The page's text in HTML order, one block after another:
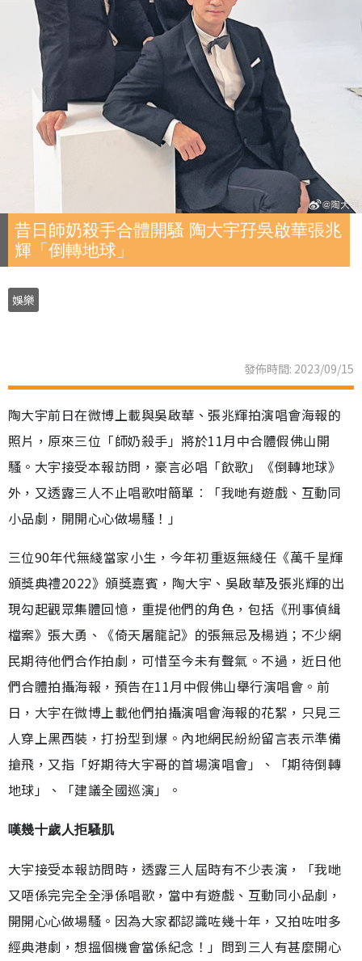
昔日師奶殺手合體開騷 陶大宇孖吳啟華張兆
輝「倒轉地球」
娛樂
發佈時間: 2023/09/15
陶大宇前日在微博上載與吳啟華、張兆輝拍演唱會海報的
照片，原來三位「師奶殺手」將於11月中合體假佛山開
騷。大宇接受本報訪問，豪言必唱「飲歌」《倒轉地球》
外，又透露三人不止唱歌咁簡單︰「我哋有遊戲、互動同
小品劇，開開心心做場騷！」
三位90年代無綫當家小生，今年初重返無綫任《萬千星輝
頒獎典禮2022》頒獎嘉賓，陶大宇、吳啟華及張兆輝的出
現勾起觀眾集體回憶，重提他們的角色，包括《刑事偵緝
檔案》張大勇、《倚天屠龍記》的張無忌及楊逍；不少網
民期待他們合作拍劇，可惜至今未有聲氣。不過，近日他
們合體拍攝海報，預告在11月中假佛山舉行演唱會。前
日，大宇在微博上載他們拍攝演唱會海報的花絮，只見三
人穿上黑西裝，打扮型到爆。內地網民紛紛留言表示準備
搶飛，又指「好期待大宇哥的首場演唱會」、「期待倒轉
地球」、「建議全國巡演」。
嘆幾十歲人拒騷肌
大宇接受本報訪問時，透露三人屆時有不少表演，「我哋
又唔係完完全全淨係唱歌，當中有遊戲、互動同小品劇，
開開心心做場騷。因為大家都認識咗幾十年，又拍咗咁多
經典港劇，想搵個機會當係紀念！」問到三人有甚麼開心